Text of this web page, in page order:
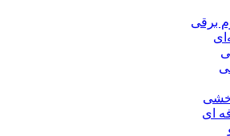
برقی
ای